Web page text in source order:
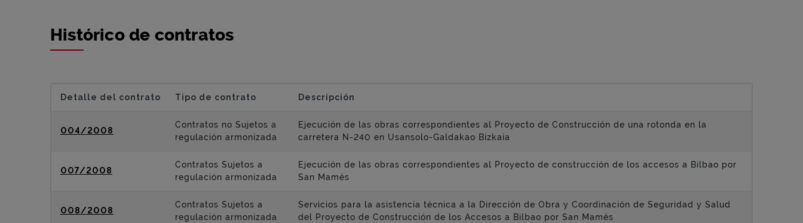
Histórico de contratos
Detalle del contrato Tipo de contrato Descripción
004/2008
Contratos no Sujetos a
regulación armonizada
Ejecución de las obras correspondientes al Proyecto de Construcción de una rotonda en la
carretera N-240 en Usansolo-Galdakao Bizkaia
007/2008
Contratos Sujetos a
regulación armonizada
Ejecución de las obras correspondientes al Proyecto de construcción de los accesos a Bilbao por
San Mamés
008/2008
Contratos Sujetos a
regulación armonizada
Servicios para la asistencia técnica a la Dirección de Obra y Coordinación de Seguridad y Salud
del Proyecto de Construcción de los Accesos a Bilbao por San Mamés